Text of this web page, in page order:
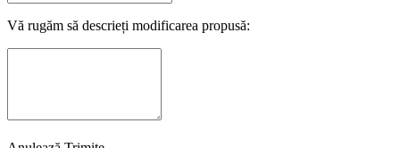
Vă rugăm să descrieți modificarea propusă: